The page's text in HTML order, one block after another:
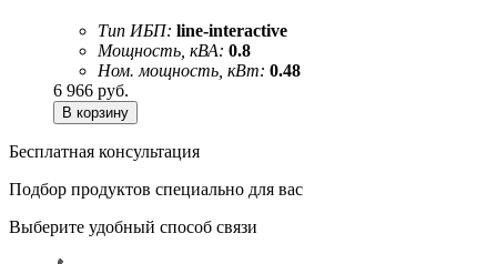
Тип ИБП: line-interactive
Мощность, кВА: 0.8
Ном. мощность, кВт: 0.48
6 966 руб.
Бесплатная консультация
Подбор продуктов специально для вас
Выберите удобный способ связи